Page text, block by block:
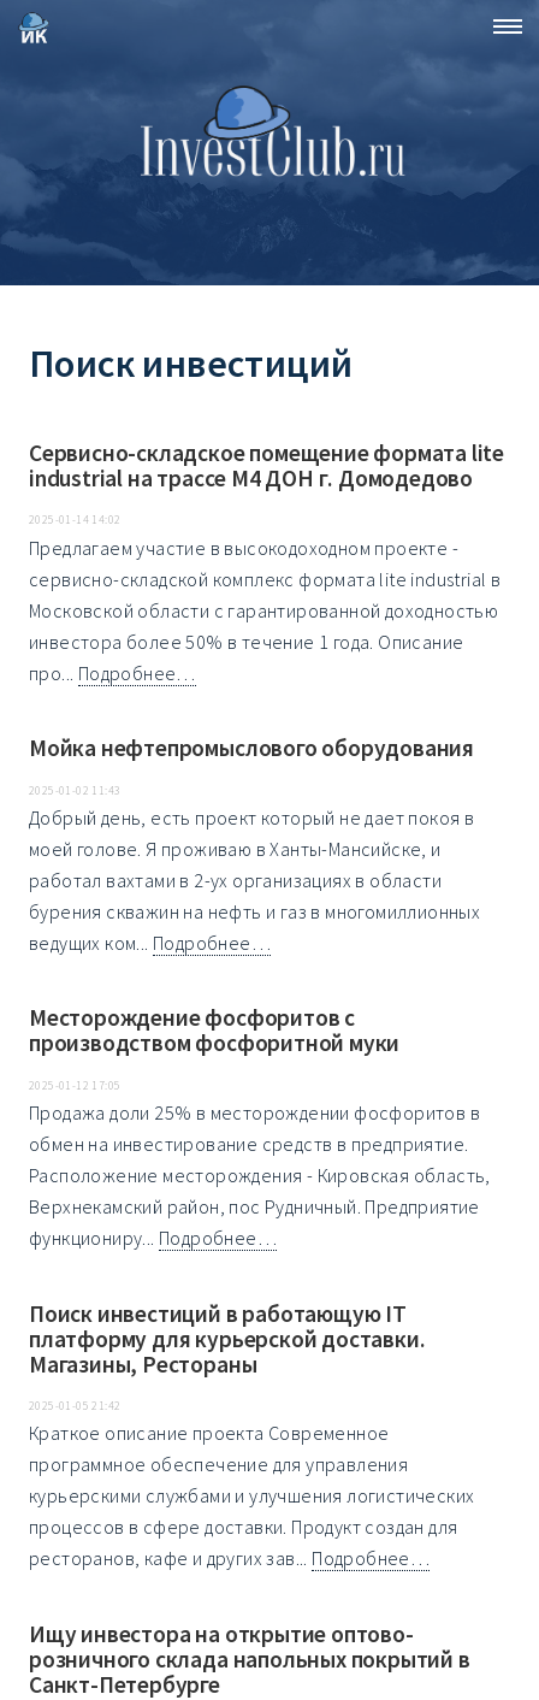
Поиск инвестиций
Сервисно-складское помещение формата lite
industrial на трассе М4 ДОН г. Домодедово
2025-01-14 14:02
Предлагаем участие в высокодоходном проекте -
сервисно-складской комплекс формата lite industrial в
Московской области с гарантированной доходностью
инвестора более 50% в течение 1 года. Описание
про... Подробнее…
Мойка нефтепромыслового оборудования
2025-01-02 11:43
Добрый день, есть проект который не дает покоя в
моей голове. Я проживаю в Ханты-Мансийске, и
работал вахтами в 2-ух организациях в области
бурения скважин на нефть и газ в многомиллионных
ведущих ком... Подробнее…
Месторождение фосфоритов с
производством фосфоритной муки
2025-01-12 17:05
Пpoдaжa дoли 25% в месторождении фосфоритов в
обмен на инвестирование средств в предприятие.
Расположение месторождения - Кировская область,
Верхнекамский район, пос Рудничный. Предприятие
функциониру... Подробнее…
Поиск инвестиций в работающую IT
платформу для курьерской доставки.
Магазины, Рестораны
2025-01-05 21:42
Краткое описание проекта Cовременное
программное обеспечение для управления
курьерскими службами и улучшения логистических
процессов в сфере доставки. Продукт создан для
ресторанов, кафе и других зав... Подробнее…
Ищу инвестора на открытие оптово-
розничного склада напольных покрытий в
Санкт-Петербурге